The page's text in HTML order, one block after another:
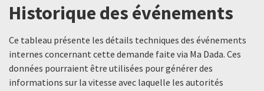
Historique des événements
Ce tableau présente les détails techniques des événements
internes concernant cette demande faite via Ma Dada. Ces
données pourraient être utilisées pour générer des
informations sur la vitesse avec laquelle les autorités